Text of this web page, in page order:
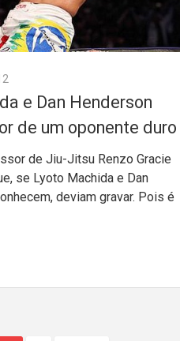
e Dan Henderson
de um oponente duro
de Jiu-Jitsu Renzo Gracie
se Lyoto Machida e Dan
deviam gravar. Pois é